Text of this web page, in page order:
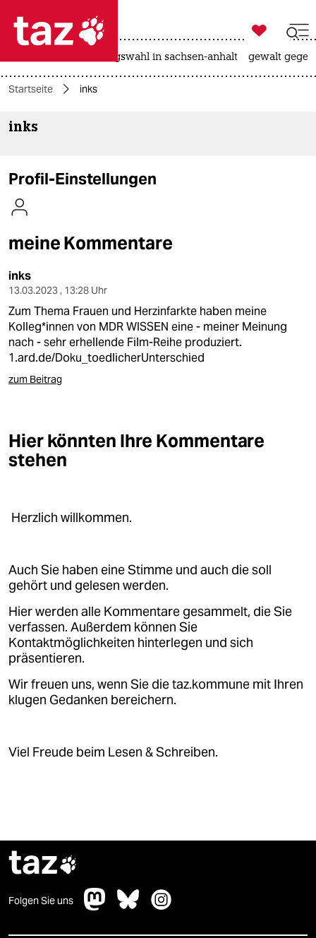

themen
kultur
sport
berlin
nord
wahrheit
verlag
veranstaltungen
fragen & hilfe
abo
genossenschaft
epaper login

taz zahl ich
landtagswahl in sachsen-anhalt gewalt
Startseite inks
inks
Profil-Einstellungen
meine Kommentare
inks
13.03.2023 , 13:28 Uhr
Zum Thema Frauen und Herzinfarkte haben meine
Kolleg*innen von MDR WISSEN eine - meiner Meinung
nach - sehr erhellende Film-Reihe produziert.
1.ard.de/Doku_toedlicherUnterschied
zum Beitrag
Hier könnten Ihre Kommentare
stehen
Herzlich willkommen.
Auch Sie haben eine Stimme und auch die soll
gehört und gelesen werden.
Hier werden alle Kommentare gesammelt, die Sie
verfassen. Außerdem können Sie
Kontaktmöglichkeiten hinterlegen und sich
präsentieren.
Wir freuen uns, wenn Sie die taz.kommune mit Ihren
klugen Gedanken bereichern.
Viel Freude beim Lesen & Schreiben.
taz
Folgen Sie uns